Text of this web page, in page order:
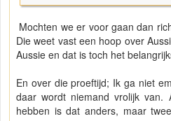
Mochten we er voor gaan dan
Die weet vast een hoop over
Aussie en dat is toch het
En over die proeftijd; Ik ga niet
daar wordt niemand vrolijk
hebben is dat anders, maar